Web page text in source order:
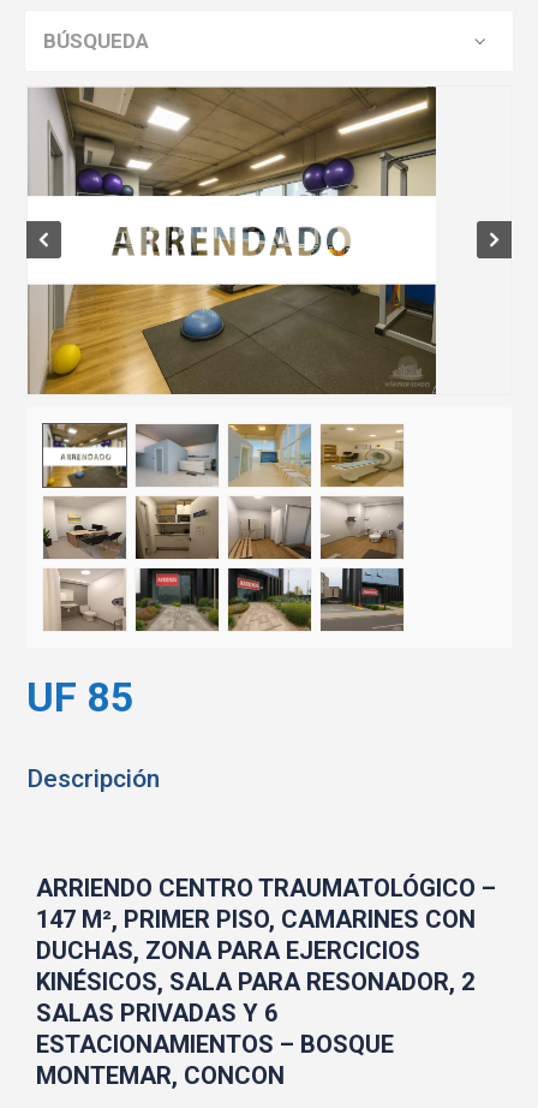
BÚSQUEDA
UF 85
Descripción
ARRIENDO CENTRO TRAUMATOLÓGICO –
147 M², PRIMER PISO, CAMARINES CON
DUCHAS, ZONA PARA EJERCICIOS
KINÉSICOS, SALA PARA RESONADOR, 2
SALAS PRIVADAS Y 6
ESTACIONAMIENTOS – BOSQUE
MONTEMAR, CONCON